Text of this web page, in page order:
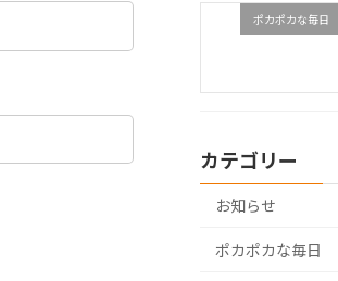
ポカポカな毎日
カテゴリー
お知らせ
ポカポカな毎日